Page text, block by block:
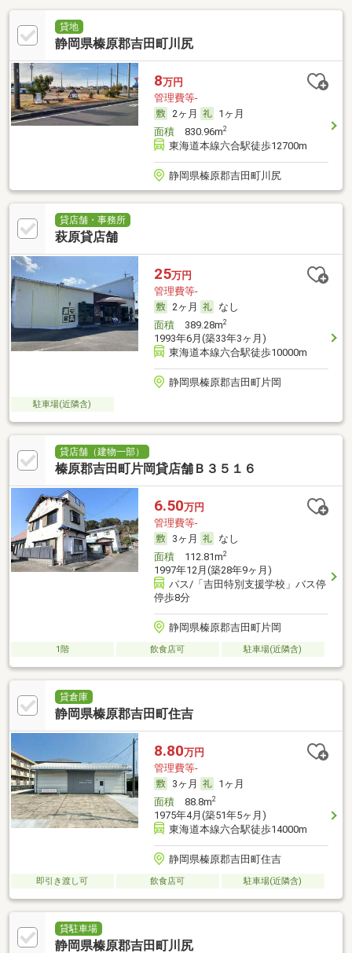
貸地
静岡県榛原郡吉田町川尻
8万円
管理費等-
2ヶ月
1ヶ月
面積830.96m2
東海道本線六合駅徒歩12700m
静岡県榛原郡吉田町川尻
貸店舗・事務所
萩原貸店舗
25万円
管理費等-
2ヶ月
なし
面積389.28m2
1993年6月(築33年3ヶ月)
東海道本線六合駅徒歩10000m
静岡県榛原郡吉田町片岡
駐車場(近隣含)
貸店舗（建物一部）
榛原郡吉田町片岡貸店舗Ｂ３５１６
6.50万円
管理費等-
3ヶ月
なし
面積112.81m2
1997年12月(築28年9ヶ月)
バス/「吉田特別支援学校」バス停
停歩8分
静岡県榛原郡吉田町片岡
1階 飲食店可 駐車場(近隣含)
貸倉庫
静岡県榛原郡吉田町住吉
8.80万円
管理費等-
3ヶ月
1ヶ月
面積88.8m2
1975年4月(築51年5ヶ月)
東海道本線六合駅徒歩14000m
静岡県榛原郡吉田町住吉
即引き渡し可 飲食店可 駐車場(近隣含)
貸駐車場
静岡県榛原郡吉田町川尻